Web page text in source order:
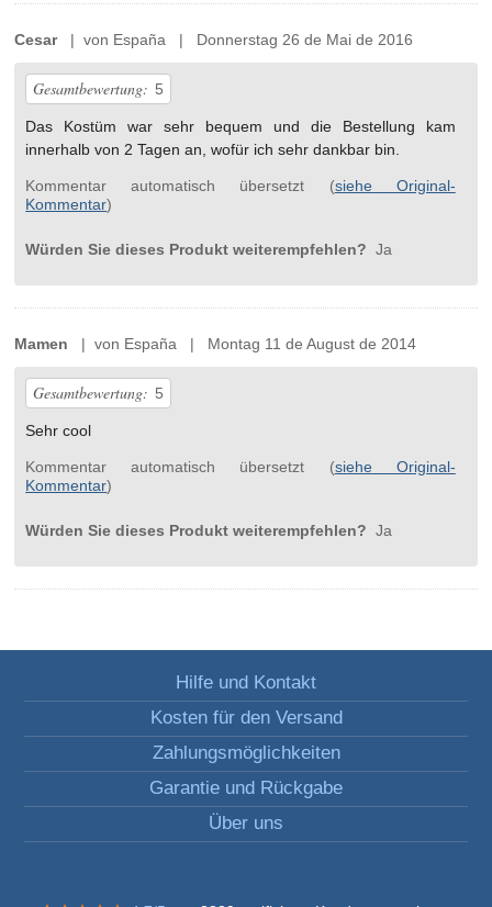
Cesar| von España | Donnerstag 26 de Mai de 2016
Gesamtbewertung: 5
Das Kostüm war sehr bequem und die Bestellung kam
innerhalb von 2 Tagen an, wofür ich sehr dankbar bin.
Kommentar automatisch übersetzt (siehe Original-
Kommentar)
Würden Sie dieses Produkt weiterempfehlen? Ja
Mamen | von España | Montag 11 de August de 2014
Gesamtbewertung: 5
Sehr cool
Kommentar automatisch übersetzt (siehe Original-
Kommentar)
Würden Sie dieses Produkt weiterempfehlen? Ja
Hilfe und Kontakt
Kosten für den Versand
Zahlungsmöglichkeiten
Garantie und Rückgabe
Über uns